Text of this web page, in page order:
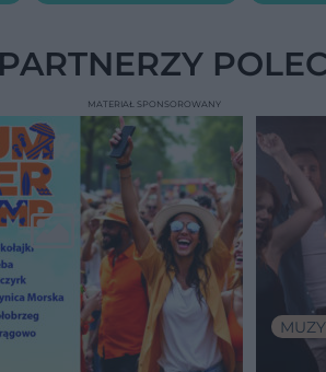
MATERIAŁ SPONSOROWANY